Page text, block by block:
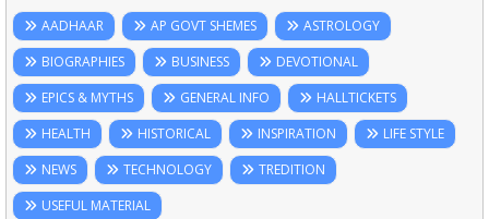
AADHAAR AP GOVT SHEMES
ASTROLOGY
BIOGRAPHIES
BUSINESS
DEVOTIONAL
EPICS & MYTHS
GENERAL INFO
HALLTICKETS
HEALTH
HISTORICAL INSPIRATION
LIFE STYLE
NEWS
TECHNOLOGY
TREDITION
USEFUL MATERIAL